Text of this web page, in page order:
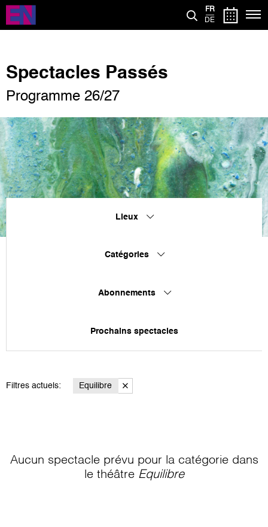
Aller
contenu
FR
DE
Spectacles Passés
Programme 26/27
Lieux
Catégories
Abonnements
Prochains spectacles
Filtres actuels: Equilibre
Aucun spectacle prévu pour la catégorie dans
le théâtre Equilibre